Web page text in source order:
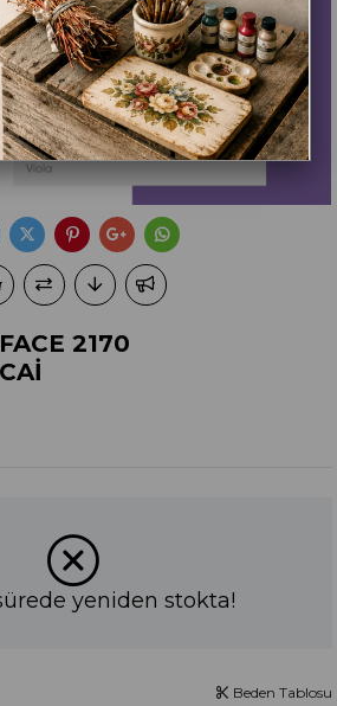
2170
yeniden stokta!
Beden Tablosu